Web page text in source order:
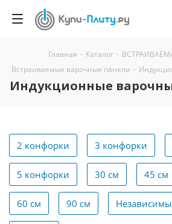
Главная - Каталог -
Встраиваемые варочные панели -
Индукционные
2 конфорки 3 конфорки
5 конфорки 30 см 45 см
60 см 90 см